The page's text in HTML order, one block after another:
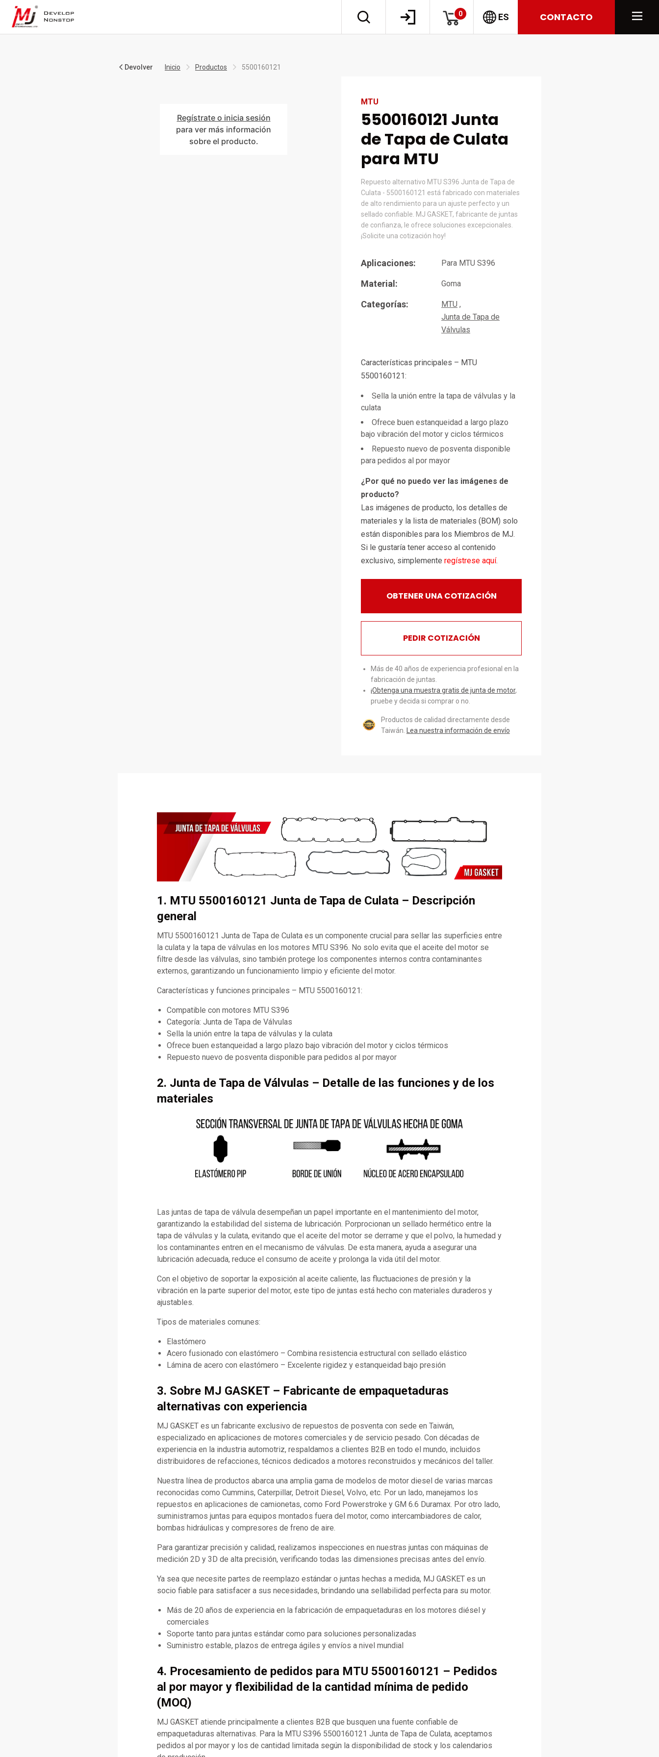
0 ES CONTACTO
Devolver Inicio Productos 5500160121
Regístrate o inicia sesión
para ver más información
sobre el producto.
MTU
5500160121 Junta
de Tapa de Culata
para MTU
Repuesto alternativo MTU S396 Junta de Tapa de
Culata - 5500160121 está fabricado con materiales
de alto rendimiento para un ajuste perfecto y un
sellado confiable. MJ GASKET, fabricante de juntas
de confianza, le ofrece soluciones excepcionales.
¡Solicite una cotización hoy!
Aplicaciones: Para MTU S396
Material: Goma
Categorías:
MTU
Junta de Tapa de
Válvulas
Características principales – MTU
5500160121:
Sella la unión entre la tapa de válvulas y la
culata
Ofrece buen estanqueidad a largo plazo
bajo vibración del motor y ciclos térmicos
Repuesto nuevo de posventa disponible
para pedidos al por mayor
¿Por qué no puedo ver las imágenes de
producto?
Las imágenes de producto, los detalles de
materiales y la lista de materiales (BOM) solo
están disponibles para los Miembros de MJ.
Si le gustaría tener acceso al contenido
exclusivo, simplemente regístrese aquí.
OBTENER UNA COTIZACIÓN
PEDIR COTIZACIÓN
Más de 40 años de experiencia profesional en la
fabricación de juntas.
¡Obtenga una muestra gratis de junta de motor,
pruebe y decida si comprar o no.
Productos de calidad directamente desde
Taiwán.
Lea nuestra información de envío
1. MTU 5500160121 Junta de Tapa de Culata – Descripción
general
MTU 5500160121 Junta de Tapa de Culata es un componente crucial para sellar las superficies entre
la culata y la tapa de válvulas en los motores MTU S396. No solo evita que el aceite del motor se
filtre desde las válvulas, sino también protege los componentes internos contra contaminantes
externos, garantizando un funcionamiento limpio y eficiente del motor.
Características y funciones principales – MTU 5500160121:
Compatible con motores MTU S396
Categoría: Junta de Tapa de Válvulas
Sella la unión entre la tapa de válvulas y la culata
Ofrece buen estanqueidad a largo plazo bajo vibración del motor y ciclos térmicos
Repuesto nuevo de posventa disponible para pedidos al por mayor
2. Junta de Tapa de Válvulas – Detalle de las funciones y de los
materiales
Las juntas de tapa de válvula desempeñan un papel importante en el mantenimiento del motor,
garantizando la estabilidad del sistema de lubricación. Porprocionan un sellado hermético entre la
tapa de válvulas y la culata, evitando que el aceite del motor se derrame y que el polvo, la humedad y
los contaminantes entren en el mecanismo de válvulas. De esta manera, ayuda a asegurar una
lubricación adecuada, reduce el consumo de aceite y prolonga la vida útil del motor.
Con el objetivo de soportar la exposición al aceite caliente, las fluctuaciones de presión y la
vibración en la parte superior del motor, este tipo de juntas está hecho con materiales duraderos y
ajustables.
Tipos de materiales comunes:
Elastómero
Acero fusionado con elastómero – Combina resistencia estructural con sellado elástico
Lámina de acero con elastómero – Excelente rigidez y estanqueidad bajo presión
3. Sobre MJ GASKET – Fabricante de empaquetaduras
alternativas con experiencia
MJ GASKET es un fabricante exclusivo de repuestos de posventa con sede en Taiwán,
especializado en aplicaciones de motores comerciales y de servicio pesado. Con décadas de
experiencia en la industria automotriz, respaldamos a clientes B2B en todo el mundo, incluidos
distribuidores de refacciones, técnicos dedicados a motores reconstruidos y mecánicos del taller.
Nuestra línea de productos abarca una amplia gama de modelos de motor diesel de varias marcas
reconocidas como Cummins, Caterpillar, Detroit Diesel, Volvo, etc. Por un lado, manejamos los
repuestos en aplicaciones de camionetas, como Ford Powerstroke y GM 6.6 Duramax. Por otro lado,
suministramos juntas para equipos montados fuera del motor, como intercambiadores de calor,
bombas hidráulicas y compresores de freno de aire.
Para garantizar precisión y calidad, realizamos inspecciones en nuestras juntas con máquinas de
medición 2D y 3D de alta precisión, verificando todas las dimensiones precisas antes del envío.
Ya sea que necesite partes de reemplazo estándar o juntas hechas a medida, MJ GASKET es un
socio fiable para satisfacer a sus necesidades, brindando una sellabilidad perfecta para su motor.
Más de 20 años de experiencia en la fabricación de empaquetaduras en los motores diésel y
comerciales
Soporte tanto para juntas estándar como para soluciones personalizadas
Suministro estable, plazos de entrega ágiles y envíos a nivel mundial
4. Procesamiento de pedidos para MTU 5500160121 – Pedidos
al por mayor y flexibilidad de la cantidad mínima de pedido
(MOQ)
MJ GASKET atiende principalmente a clientes B2B que busquen una fuente confiable de
empaquetaduras alternativas. Para la MTU S396 5500160121 Junta de Tapa de Culata, aceptamos
pedidos al por mayor y los de cantidad limitada según la disponibilidad de stock y los calendarios